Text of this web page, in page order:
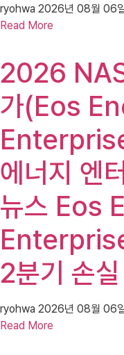
ryohwa 2026년 08월 06
Read More
2026
가(Eos
에너지 엔
뉴스 Eos
2분기 손
ryohwa 2026년 08월 06
Read More